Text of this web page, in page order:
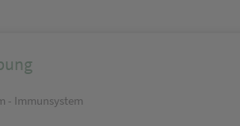
- Immunsystem